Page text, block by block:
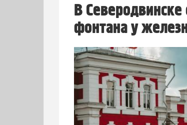
В Северодвинске
фонтана у